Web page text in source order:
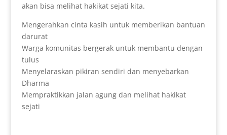
akan bisa melihat hakikat sejati kita.
Mengerahkan cinta kasih untuk memberikan bantuan
darurat
Warga komunitas bergerak untuk membantu dengan
tulus
Menyelaraskan pikiran sendiri dan menyebarkan
Dharma
Mempraktikkan jalan agung dan melihat hakikat
sejati